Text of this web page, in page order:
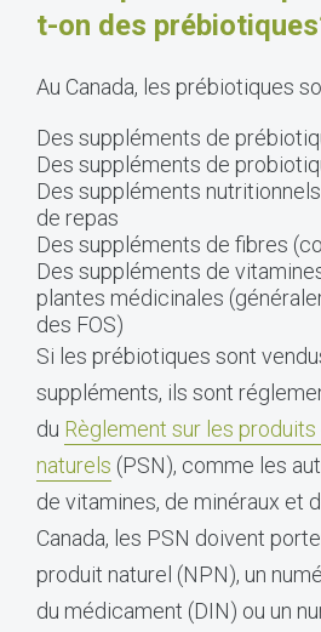
t-on des
Au Canada, les prébiotiques
Des suppléments de
Des suppléments de
Des suppléments
de repas
Des suppléments de fibres
Des suppléments de
plantes médicinales
des FOS)
Si les prébiotiques sont
suppléments, ils sont
du Règlement sur les
naturels (PSN), comme les
de vitamines, de minéraux et
Canada, les PSN doivent
produit naturel (NPN), un
du médicament (DIN) ou un